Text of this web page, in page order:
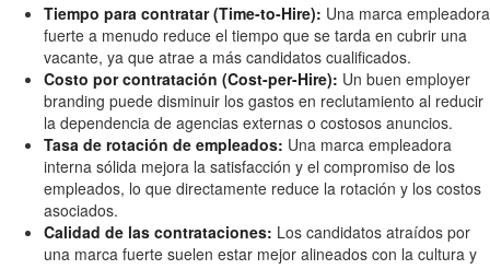
Tiempo para contratar (Time-to-Hire): Una marca empleadora
fuerte a menudo reduce el tiempo que se tarda en cubrir una
vacante, ya que atrae a más candidatos cualificados.
Costo por contratación (Cost-per-Hire): Un buen employer
branding puede disminuir los gastos en reclutamiento al reducir
la dependencia de agencias externas o costosos anuncios.
Tasa de rotación de empleados: Una marca empleadora
interna sólida mejora la satisfacción y el compromiso de los
empleados, lo que directamente reduce la rotación y los costos
asociados.
Calidad de las contrataciones: Los candidatos atraídos por
una marca fuerte suelen estar mejor alineados con la cultura y